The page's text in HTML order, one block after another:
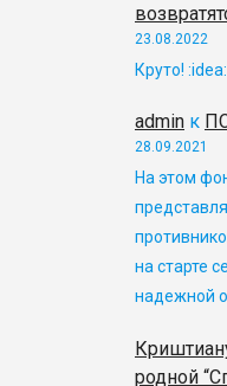
23.08.2022
Круто! :idea:
admin к
28.09.2021
На этом
на старте
надежной
родной